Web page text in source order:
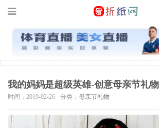
我的妈妈是超级英雄-创意母亲节礼
时间：2019-02-26 分类： 母亲节礼物